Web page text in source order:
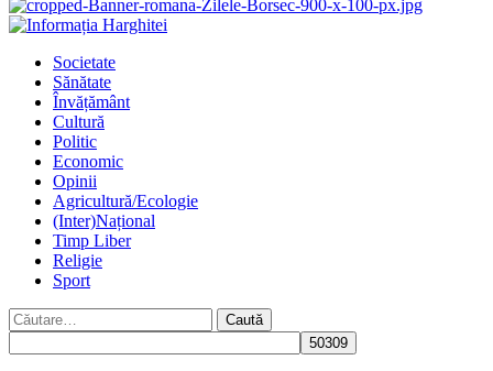
Primary
Societate
Sănătate
Învățământ
Cultură
Politic
Economic
Opinii
Agricultură/Ecologie
(Inter)Național
Timp Liber
Religie
Sport
Caută
după: